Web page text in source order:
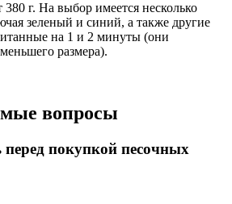
380 г. На выбор имеется несколько
зеленый и синий, а также другие
на 1 и 2 минуты (они
размера).
вопросы
покупкой песочных